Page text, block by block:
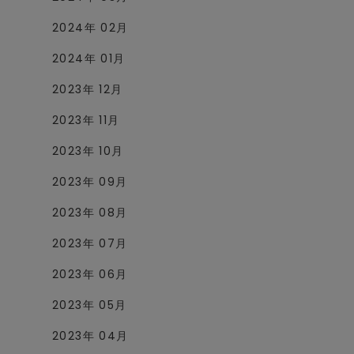
2024年 02月
2024年 01月
2023年 12月
2023年 11月
2023年 10月
2023年 09月
2023年 08月
2023年 07月
2023年 06月
2023年 05月
2023年 04月